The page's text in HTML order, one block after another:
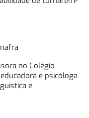
no Colégio
e psicóloga
e